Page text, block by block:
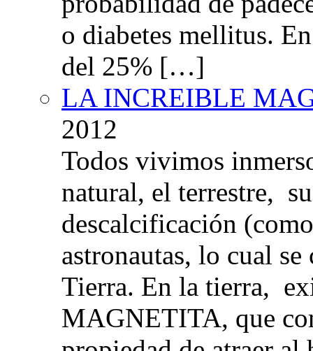
o diabetes mellitus.
del 25% […]
LA INCREIBLE
2012
Todos vivimos
natural, el terrestre,
descalcificación
astronautas, lo cual
Tierra. En la tierra,
MAGNETITA, que